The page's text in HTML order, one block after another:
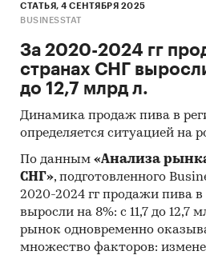
СТАТЬЯ, 4 СЕНТЯБРЯ 2025
BUSINESSTAT
За 2020-2024 гг
странах СНГ
до 12,7 млрд л.
Динамика продаж пива в
определяется ситуацией на
По данным «Анализа
СНГ», подготовленного
2020-2024 гг продажи пива
выросли на 8%: с 11,7 до 12,7
рынок одновременно
множество факторов: